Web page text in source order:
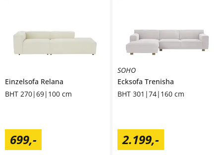
Einzelsofa Relana
BHT 270|69|100 cm
699,-
SOHO
Ecksofa Trenisha
BHT 301|74|160 cm
2.199,-